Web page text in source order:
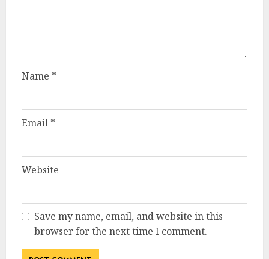
Name *
Email *
Website
Save my name, email, and website in this
browser for the next time I comment.